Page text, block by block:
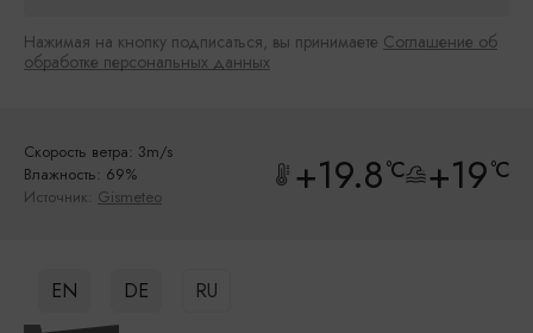
Нажимая на кнопку подписаться, вы принимаете Соглашение об
обработке персональных данных
Скорость ветра: 3m/s
Влажность: 69%
Источник: Gismeteo +19.8°C +19°C
EN DE RU